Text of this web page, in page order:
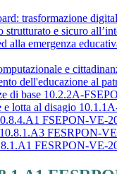
trasformazione
e sicuro
alla emergenza
e
dell'educazione al
di base 10.2.2A-
e lotta al disagio
FSEPON-VE-
FESRPON-
FESRPON-VE-